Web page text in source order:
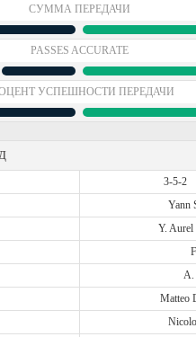
СУММА ПЕРЕДАЧИ
PASSES ACCURATE
УСПЕШНОСТИ ПЕРЕДАЧИ
3-5-2
Yann
Y. Aurel
A.
Matteo